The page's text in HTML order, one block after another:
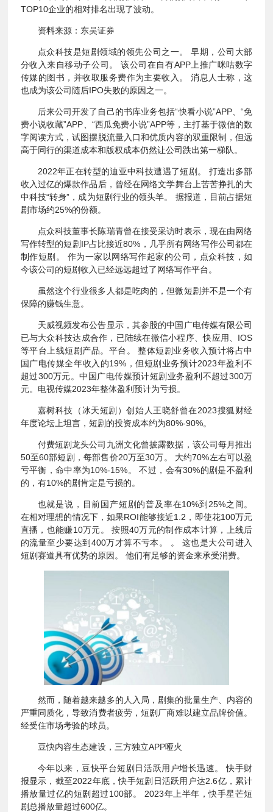
TOP10企业的相对排名出现了波动。
资料来源：东吴证券
点众科技是短剧领域的领先公司之一。 早期，公司大部
分收入来自移动子公司。 该公司在自有APP上推广咪咕数字
传媒的图书，并收取服务费作为主要收入。 消息人士称，这
也成为该公司随后IPO失败的原因之一。
后来公司开发了自己的书库业务包括“快看小说”APP、“免
费小说收藏”APP、“西瓜免费小说”APP等，主打基于微信的数
字阅读方式，试图摆脱流量入口和优质内容的双重限制，但远
高于同行的渠道成本和版权成本仍然让公司跌出第一梯队。
2022年正在转型的迪亚中科技遭遇了短剧。 打造出多部
收入过亿的爆款作品后，曾经在网络文学舞台上苦苦挣扎的大
中科技“转身”，成为短剧行业的领头羊。 据报道，目前占据短
剧市场约25%的份额。
点众科技董事长陈瑞青曾在接受采访时表示，现在由网络
写作转型的短剧IP占比接近80%，几乎所有网络写作公司都在
制作短剧。 作为一家以网络写作起家的公司，点众科技，如
今该公司的短剧收入已经远远超过了网络写作平台。
虽然这个行业很多人都是吃肉的，但微短剧并不是一个有
保障的赚钱生意。
天威视频发布公告显示，其参股的中国广电传媒有限公司
已与大众科技达成合作，已陆续在微信小程序、快应用、IOS
等平台上线短剧产品。平台。 整体短剧业务收入预计将占中
国广电传媒全年收入的19%，但短剧业务预计2023年盈利不
超过300万元。中国广电传媒预计短剧业务盈利不超过300万
元。电视传媒2023年整体盈利预计为亏损。
嘉树科技（冰天短剧）创始人王晓舒曾在2023搜狐财经
年度论坛上坦言，短剧的投资成本约为80%-90%。
付费短剧龙头公司九洲文化曾披露数据，该公司每月推出
50至60部短剧，每部售价20万至30万。 大约70%左右可以盈
亏平衡，命中率为10%-15%。 不过，会有30%的剧是不盈利
的，有10%的剧肯定是亏损的。
也就是说，目前国产短剧的普及率在10%到25%之间。
在相对理想的情况下，如果ROI能够接近1.2，即使花100万元
直播，也能赚10万元。 按照40万元的制作成本计算，上线后
的流量至少要达到400万才算不亏本。 。 这也是大公司进入
短剧赛道具有优势的原因。 他们有足够的资金来承受消费。
然而，随着越来越多的人入局，剧集的批量生产、内容的
严重同质化，导致消费者疲劳，短剧厂商难以建立品牌价值。
经受住市场考验的球员。
豆快内容生态建设，三方独立APP哑火
今年以来，豆快平台短剧日活跃用户增长迅速。 快手财
报显示，截至2022年底，快手短剧日活跃用户达2.6亿，累计
播放量过亿的短剧超过100部。 2023年上半年，快手星芒短
剧总播放量超过600亿。